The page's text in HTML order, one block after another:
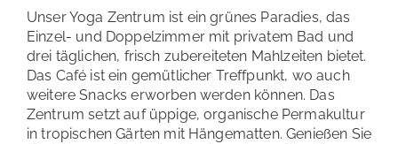
Unser Yoga Zentrum ist ein grünes Paradies, das
Einzel- und Doppelzimmer mit privatem Bad und
drei täglichen, frisch zubereiteten Mahlzeiten bietet.
Das Café ist ein gemütlicher Treffpunkt, wo auch
weitere Snacks erworben werden können. Das
Zentrum setzt auf üppige, organische Permakultur
in tropischen Gärten mit Hängematten. Genießen Sie